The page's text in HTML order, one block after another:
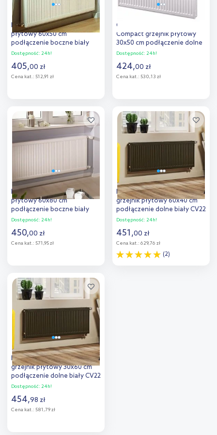
Purmo Compact grzejnik
płytowy 60x50 cm
podłączenie boczne biały
C22 600x500
Dostępność: 24h!
405,00 zł
Cena kat.: 512,91 zł
Dodaj do
porównania
Outlet - Purmo Ventil
Compact grzejnik płytowy
30x50 cm podłączenie dolne
biały CV22 300x500
Dostępność: 24h!
424,00 zł
Cena kat.: 530,13 zł
Dodaj do
Purmo Compact grzejnik
płytowy 60x80 cm
podłączenie boczne biały
C21 600x800
Dostępność: 24h!
450,00 zł
Cena kat.: 571,95 zł
Dodaj do
Purmo Ventil Compact
grzejnik płytowy 60x40 cm
podłączenie dolne biały CV22
600x400
Dostępność: 24h!
451,00 zł
Cena kat.: 629,76 zł
(2)
Purmo Ventil Compact
grzejnik płytowy 30x60 cm
podłączenie dolne biały CV22
300x600
Dostępność: 24h!
454,98 zł
Cena kat.: 581,79 zł